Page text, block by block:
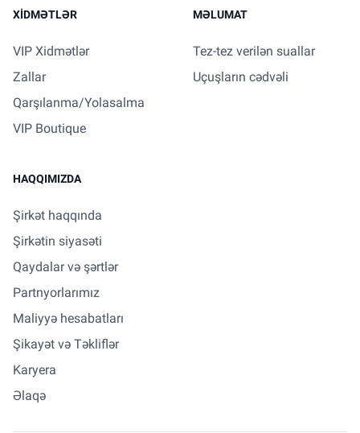
XIDMƏTLƏR
VIP Xidmətlər
Zallar
Qarşılanma/Yolasalma
VIP Boutique
MƏLUMAT
Tez-tez verilən suallar
Uçuşların cədvəli
HAQQIMIZDA
Şirkət haqqında
Şirkətin siyasəti
Qaydalar və şərtlər
Partnyorlarımız
Maliyyə hesabatları
Şikayət və Təkliflər
Karyera
Əlaqə